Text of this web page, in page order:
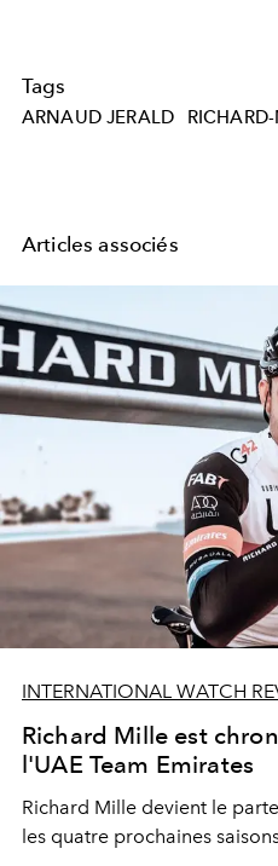
Tags
ARNAUD JERALD
Articles associés
INTERNATIONAL WATCH
Richard Mille est
l'UAE Team Emirates
Richard Mille devient le
les quatre prochaines